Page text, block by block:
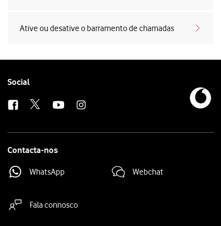
Ative ou desative o barramento de chamadas
Follow
Social
Contacta-nos
WhatsApp Webchat
Fala connosco